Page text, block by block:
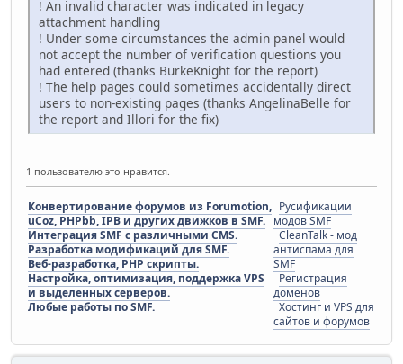
! An invalid character was indicated in legacy
attachment handling
! Under some circumstances the admin panel would
not accept the number of verification questions you
had entered (thanks BurkeKnight for the report)
! The help pages could sometimes accidentally direct
users to non-existing pages (thanks AngelinaBelle for
the report and Illori for the fix)
1 пользователю это нравится.
Конвертирование форумов из Forumotion,
uCoz, PHPbb, IPB и других движков в SMF.
Интеграция SMF с различными CMS.
Разработка модификаций для SMF.
Веб-разработка, PHP скрипты.
Настройка, оптимизация, поддержка VPS
и выделенных серверов.
Любые работы по SMF.
Русификации
модов SMF
CleanTalk - мод
антиспама для
SMF
Регистрация
доменов
Хостинг и VPS для
сайтов и форумов